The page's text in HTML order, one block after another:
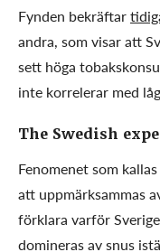
Fynden bekräftar
andra, som visar att
sett höga
inte korrelerar med
The Swedish
Fenomenet som kallas
att uppmärksammas
förklara varför
domineras av snus